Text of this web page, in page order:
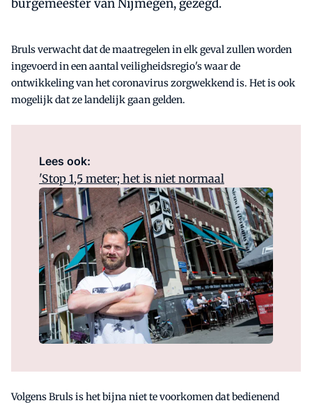
burgemeester van Nijmegen, gezegd.
Bruls verwacht dat de maatregelen in elk geval zullen worden
ingevoerd in een aantal veiligheidsregio's waar de
ontwikkeling van het coronavirus zorgwekkend is. Het is ook
mogelijk dat ze landelijk gaan gelden.
Lees ook:
'Stop 1,5 meter; het is niet normaal
Volgens Bruls is het bijna niet te voorkomen dat bedienend